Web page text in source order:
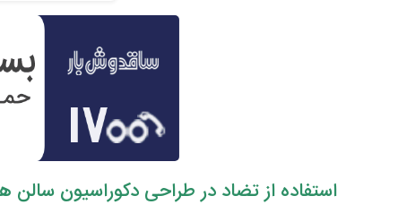
استفاده از تضاد در طراحی دکوراسیون سالن